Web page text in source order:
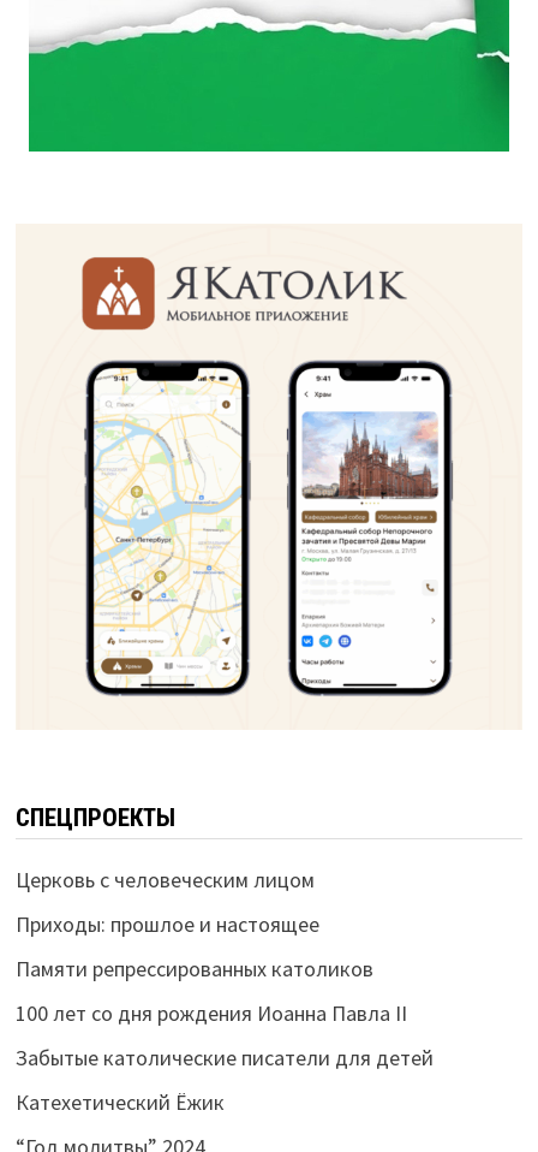
СПЕЦПРОЕКТЫ
Церковь с человеческим лицом
Приходы: прошлое и настоящее
Памяти репрессированных католиков
100 лет со дня рождения Иоанна Павла II
Забытые католические писатели для детей
Катехетический Ёжик